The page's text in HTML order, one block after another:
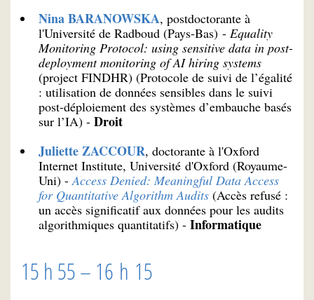
Nina BARANOWSKA, postdoctorante à
l'Université de Radboud (Pays-Bas) - Equality
Monitoring Protocol: using sensitive data in post-
deployment monitoring of AI hiring systems
(project FINDHR) (Protocole de suivi de l’égalité
: utilisation de données sensibles dans le suivi
post-déploiement des systèmes d’embauche basés
sur l’IA) - Droit
Juliette ZACCOUR, doctorante à l'Oxford
Internet Institute, Université d'Oxford (Royaume-
Uni) -Access Denied: Meaningful Data Access
for Quantitative Algorithm Audits (Accès refusé :
un accès significatif aux données pour les audits
algorithmiques quantitatifs) - Informatique
15 h 55 – 16 h 15